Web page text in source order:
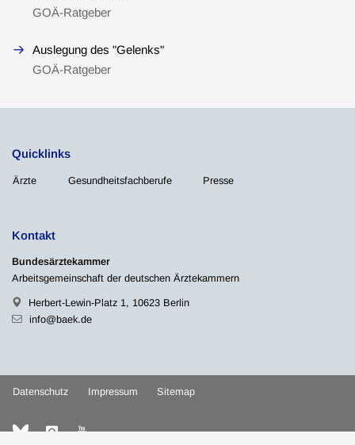
GOÄ-Ratgeber
Auslegung des "Gelenks"
GOÄ-Ratgeber
Quicklinks
Ärzte Gesundheitsfachberufe Presse
Kontakt
Bundesärztekammer
Arbeitsgemeinschaft der deutschen Ärztekammern
Herbert-Lewin-Platz 1, 10623 Berlin
info@baek.de
Datenschutz Impressum Sitemap